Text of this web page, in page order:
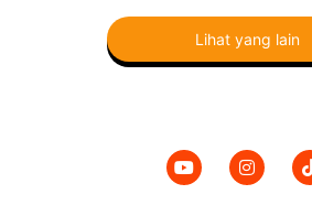
Lihat yang lain